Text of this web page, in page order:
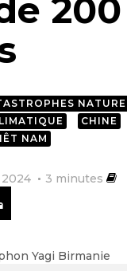
200
CHINE
NAM
2024 3 minutes
SURSUR
IMPRIMER